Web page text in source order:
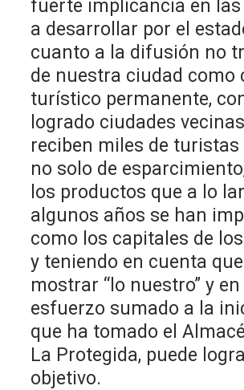
fuerte implicancia en
a desarrollar por el
cuanto a la difusión no
de nuestra ciudad como
turístico permanente,
logrado ciudades
reciben miles de turistas
no solo de
los productos que a lo
algunos años se han
como los capitales de
y teniendo en cuenta
mostrar “lo nuestro” y
esfuerzo sumado a la
que ha tomado el
La Protegida, puede
objetivo.